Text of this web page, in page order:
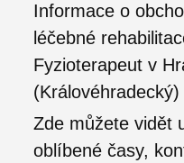
Informace o
léčebné
Fyzioterapeut v
(Královéhradecký)
Zde můžete vidět
oblíbené časy,